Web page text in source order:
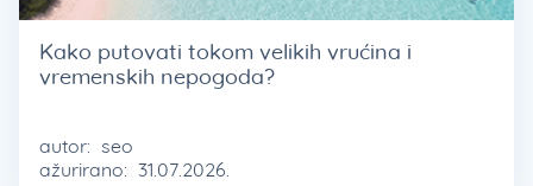
Kako putovati tokom velikih vrućina i
vremenskih nepogoda?
autor: seo
ažurirano: 31.07.2026.